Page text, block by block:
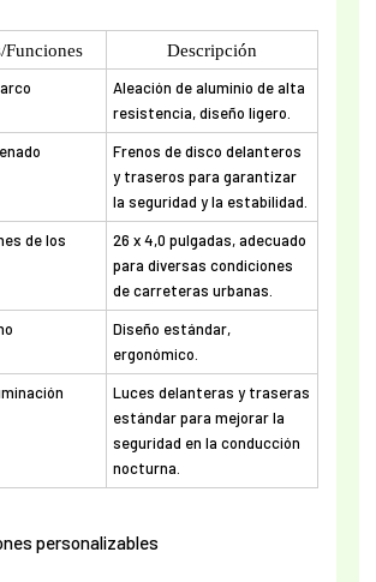
Funciones Descripción
Aleación de aluminio de alta
resistencia, diseño ligero.
Frenos de disco delanteros
y traseros para garantizar
la seguridad y la estabilidad.
de los
26 x 4,0 pulgadas, adecuado
para diversas condiciones
de carreteras urbanas.
Diseño estándar,
ergonómico.
Luces delanteras y traseras
estándar para mejorar la
seguridad en la conducción
nocturna.
personalizables